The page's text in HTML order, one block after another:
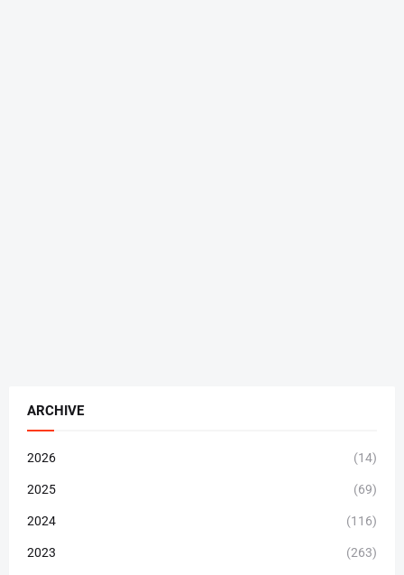
ARCHIVE
2026 (14)
2025 (69)
2024 (116)
2023 (263)